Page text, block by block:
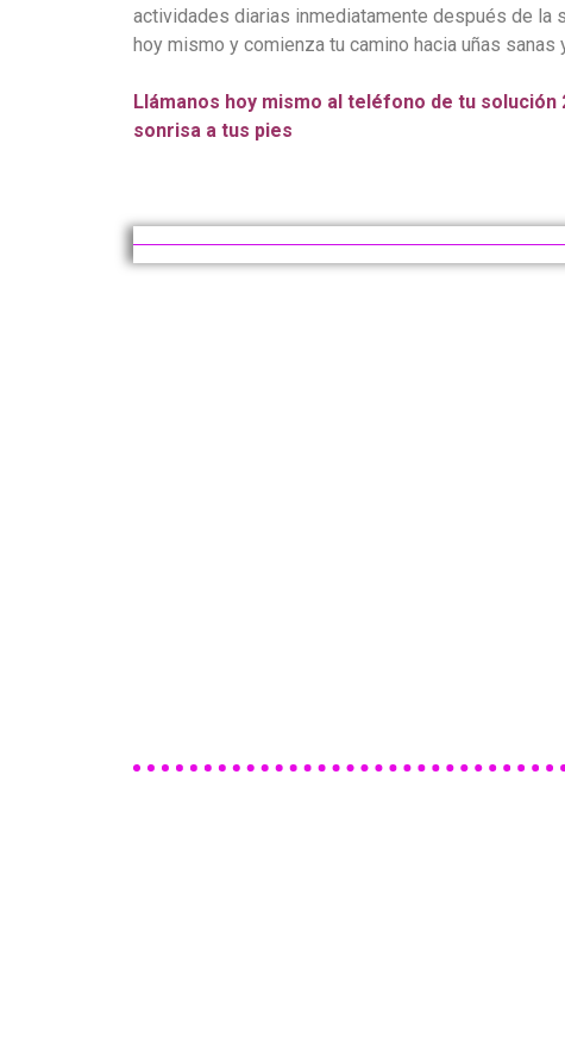
actividades diarias inmediatamente después de la
hoy mismo y comienza tu camino hacia uñas sanas
Llámanos hoy mismo al teléfono de tu
sonrisa a tus pies